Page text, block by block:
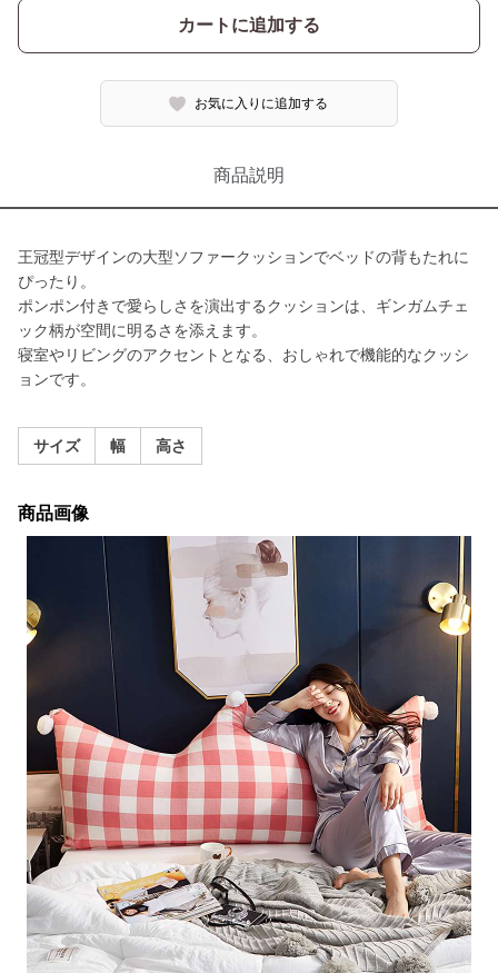
カートに追加する
お気に入りに追加する
商品説明
王冠型デザインの大型ソファークッションでベッドの背もたれに
ぴったり。
ポンポン付きで愛らしさを演出するクッションは、ギンガムチェ
ック柄が空間に明るさを添えます。
寝室やリビングのアクセントとなる、おしゃれで機能的なクッシ
ョンです。
サイズ 幅 高さ
商品画像